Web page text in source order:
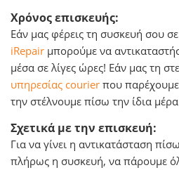
Χρόνος επισκευής:
Εάν μας φέρεις τη συσκευή σου
iRepair μπορούμε να
μέσα σε λίγες ώρες! Εάν μας τη
υπηρεσίας courier που
την στέλνουμε πίσω την ίδια
Σχετικά με την επισκευή:
Για να γίνει η αντικατάσταση
πλήρως η συσκευή, να πάρουμε